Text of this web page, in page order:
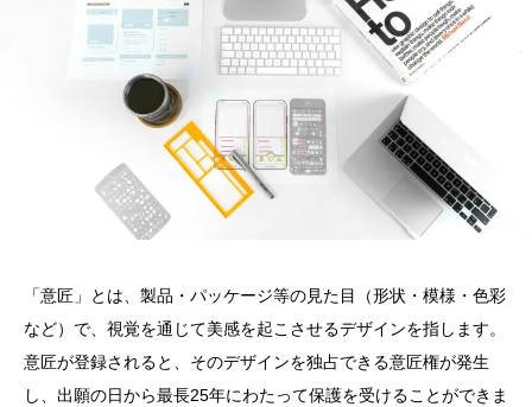
「意匠」とは、製品・パッケージ等の見た目（形状・模様・色彩
など）で、視覚を通じて美感を起こさせるデザインを指します。
意匠が登録されると、そのデザインを独占できる意匠権が発生
し、出願の日から最長25年にわたって保護を受けることができま